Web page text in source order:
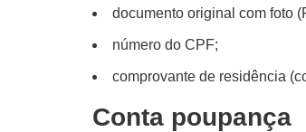
documento original com foto
número do CPF;
comprovante de residência
Conta poupança